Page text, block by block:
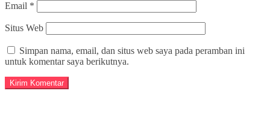
Email *
Situs Web
Simpan nama, email, dan situs web saya pada peramban ini
untuk komentar saya berikutnya.